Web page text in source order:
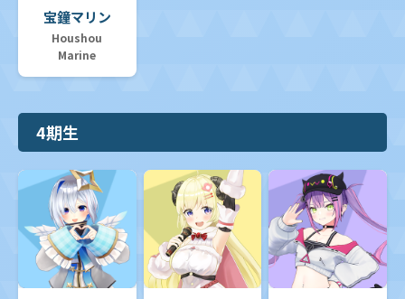
宝鐘マリン
Houshou
Marine
4期生